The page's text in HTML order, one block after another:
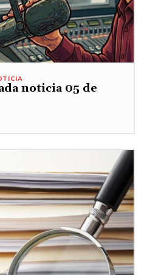
noticia 05 de